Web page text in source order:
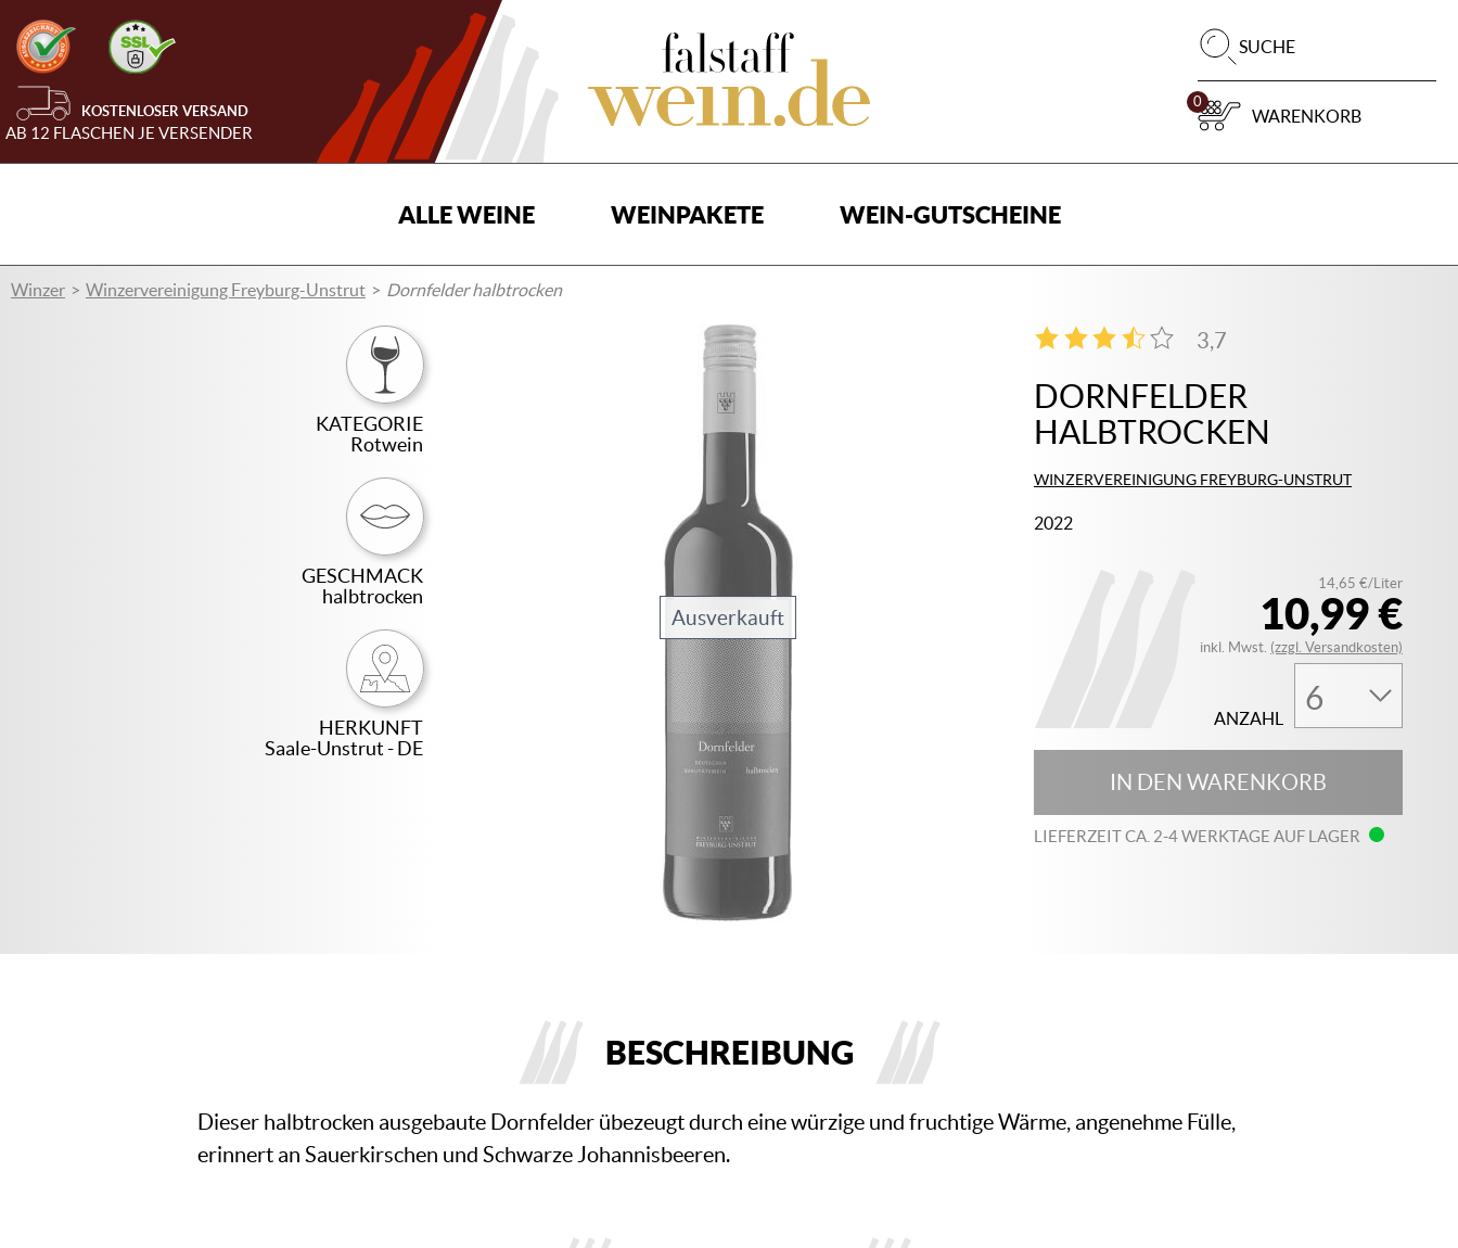
KOSTENLOSER VERSAND
AB 12 FLASCHEN JE VERSENDER
SUCHE
0
WARENKORB
ALLE WEINE WEINPAKETE WEIN-GUTSCHEINE
Winzer Winzervereinigung Freyburg-Unstrut Dornfelder halbtrocken
KATEGORIE
Rotwein
GESCHMACK
halbtrocken
HERKUNFT
Saale-Unstrut - DE
Ausverkauft
DORNFELDER
HALBTROCKEN
WINZERVEREINIGUNG FREYBURG-UNSTRUT
2022
3,7
3
10,99 €
14,65 €/Liter
inkl. Mwst. (zzgl. Versandkosten)
ANZAHL
IN DEN WARENKORB
LIEFERZEIT CA. 2-4 WERKTAGE AUF LAGER
BESCHREIBUNG
Dieser halbtrocken ausgebaute Dornfelder übezeugt durch eine würzige und fruchtige Wärme, angenehme Fülle,
erinnert an Sauerkirschen und Schwarze Johannisbeeren.